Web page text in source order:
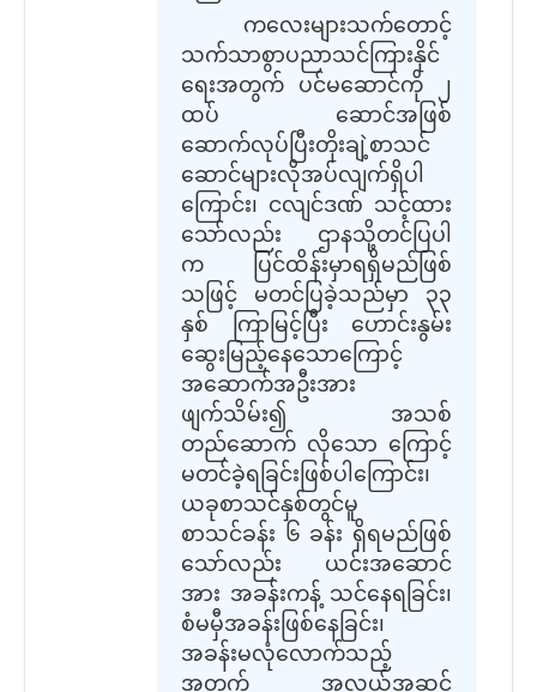
ကလေးများသက်တောင့်
သက်သာစွာပညာသင်ကြားနိုင်
ရေးအတွက် ပင်မဆောင်ကို ၂
ထပ် ဆောင်အဖြစ်
ဆောက်လုပ်ပြီးတိုးချဲ့စာသင်
ဆောင်များလိုအပ်လျက်ရှိပါ
ကြောင်း၊ ငလျင်ဒဏ် သင့်ထား
သော်လည်း ဌာနသို့တင်ပြပါ
က ပြင်ထိန်းမှာရရှိမည်ဖြစ်
သဖြင့် မတင်ပြခဲ့သည်မှာ ၃၃
နှစ် ကြာမြင့်ပြီး ဟောင်းနွမ်း
ဆွေးမြည့်နေသောကြောင့်
အဆောက်အဦးအား
ဖျက်သိမ်း၍ အသစ်
တည်ဆောက် လိုသော ကြောင့်
မတင်ခဲ့ရခြင်းဖြစ်ပါကြောင်း၊
ယခုစာသင်နှစ်တွင်မူ
စာသင်ခန်း ၆ ခန်း ရှိရမည်ဖြစ်
သော်လည်း ယင်းအဆောင်
အား အခန်းကန့် သင်နေရခြင်း၊
စံမမှီအခန်းဖြစ်နေခြင်း၊
အခန်းမလုံလောက်သည့်
အတွက် အလယ်အဆင့်